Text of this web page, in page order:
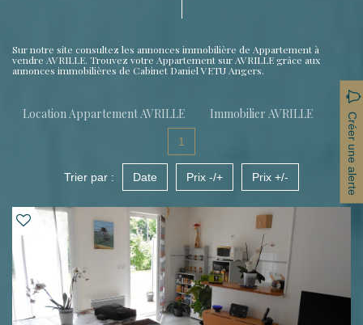
Sur notre site consultez les annonces immobilière de Appartement à
vendre AVRILLE. Trouvez votre Appartement sur AVRILLE grâce aux
annonces immobilières de Cabinet Daniel VETU Angers.
Location Appartement AVRILLE Immobilier AVRILLE Créer une alerte
1
Trier par : Date Prix -/+ Prix +/-